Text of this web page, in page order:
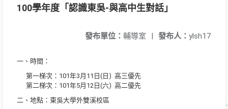
100學年度「認識東吳-與高中生對話」
發布人： ylsh17
發布單位： 輔導室 |
一、時間：
第一梯次：101年3月11日(日) 高三優先
第二梯次：101年5月12日(六) 高二優先
二、地點：東吳大學外雙溪校區